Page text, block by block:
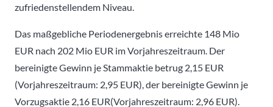
zufriedenstellendem Niveau.
Das maßgebliche Periodenergebnis erreichte 148 Mio
EUR nach 202 Mio EUR im Vorjahreszeitraum. Der
bereinigte Gewinn je Stammaktie betrug 2,15 EUR
(Vorjahreszeitraum: 2,95 EUR), der bereinigte Gewinn je
Vorzugsaktie 2,16 EUR(Vorjahreszeitraum: 2,96 EUR).